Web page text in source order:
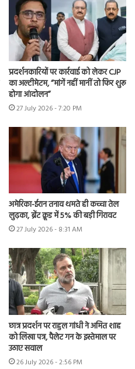
प्रदर्शनकारियों पर कार्रवाई को लेकर CJP
का अल्टीमेटम, “मांगें नहीं मानीं तो फिर शुरू
होगा आंदोलन”
27 July 2026 - 7:20 PM
अमेरिका-ईरान तनाव थमते ही कच्चा तेल
लुढ़का, ब्रेंट क्रूड में 5% की बड़ी गिरावट
27 July 2026 - 8:31 AM
छात्र प्रदर्शन पर राहुल गांधी ने अमित शाह
को लिखा पत्र, पैलेट गन के इस्तेमाल पर
उठाए सवाल
26 July 2026 - 2:56 PM